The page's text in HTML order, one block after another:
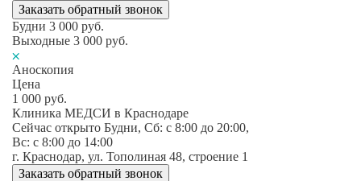
Заказать обратный звонок
Будни 3 000 руб.
Выходные 3 000 руб.
Аноскопия
Цена
1 000 руб.
Клиника МЕДСИ в Краснодаре
Сейчас открыто Будни, Сб: c 8:00 до 20:00,
Вс: c 8:00 до 14:00
г. Краснодар, ул. Тополиная 48, строение 1
Заказать обратный звонок